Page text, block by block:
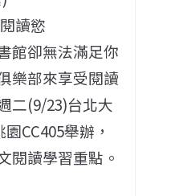
讀慾
館卻無法滿足你
樂部來享受閱讀
二(9/23)台北大
CC405舉辦，
閱讀學習重點。